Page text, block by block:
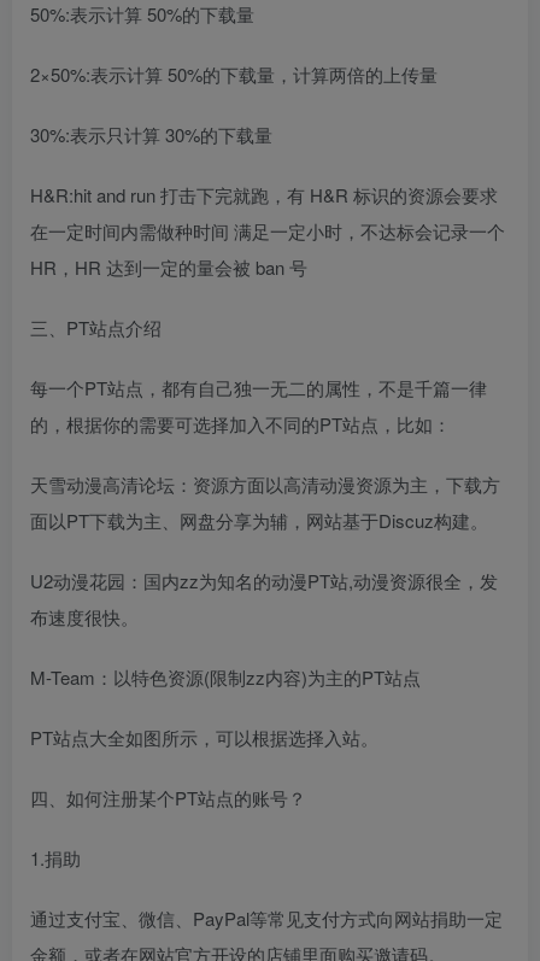
50%:表示计算 50%的下载量
2×50%:表示计算 50%的下载量，计算两倍的上传量
30%:表示只计算 30%的下载量
H&R:hit and run 打击下完就跑，有 H&R 标识的资源会要求
在一定时间内需做种时间 满足一定小时，不达标会记录一个
HR，HR 达到一定的量会被 ban 号
三、PT站点介绍
每一个PT站点，都有自己独一无二的属性，不是千篇一律
的，根据你的需要可选择加入不同的PT站点，比如：
天雪动漫高清论坛：资源方面以高清动漫资源为主，下载方
面以PT下载为主、网盘分享为辅，网站基于Discuz构建。
U2动漫花园：国内zz为知名的动漫PT站,动漫资源很全，发
布速度很快。
M-Team：以特色资源(限制zz内容)为主的PT站点
PT站点大全如图所示，可以根据选择入站。
四、如何注册某个PT站点的账号？
1.捐助
通过支付宝、微信、PayPal等常见支付方式向网站捐助一定
金额，或者在网站官方开设的店铺里面购买邀请码。